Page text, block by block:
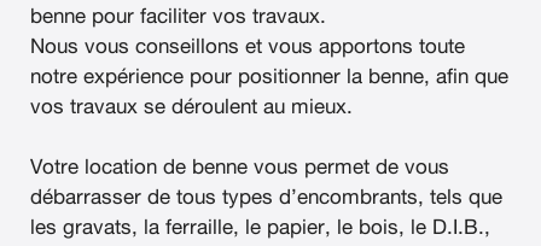
benne pour faciliter vos travaux.
Nous vous conseillons et vous apportons toute
notre expérience pour positionner la benne, afin que
vos travaux se déroulent au mieux.
Votre location de benne vous permet de vous
débarrasser de tous types d’encombrants, tels que
les gravats, la ferraille, le papier, le bois, le D.I.B.,